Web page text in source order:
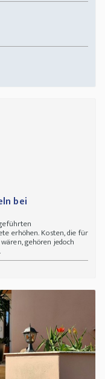
bei
erhöhen. Kosten, die für
gehören jedoch